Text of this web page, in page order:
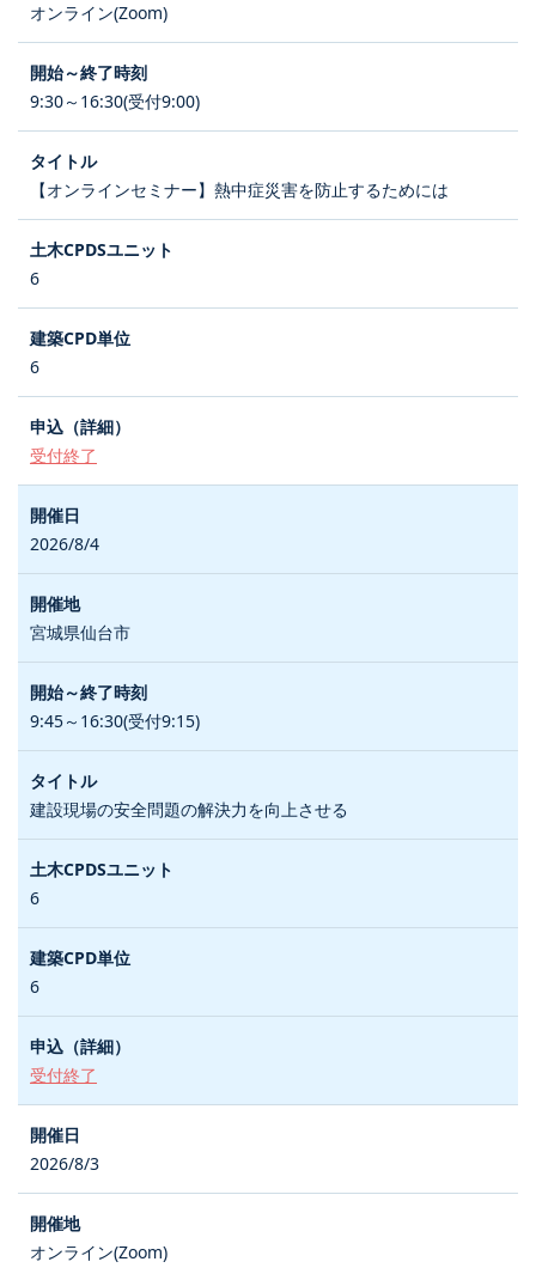
オンライン(Zoom)
9:30～16:30(受付9:00)
【オンラインセミナー】熱中症災害を防止するためには
6
6
受付終了
2026/8/4
宮城県仙台市
9:45～16:30(受付9:15)
建設現場の安全問題の解決力を向上させる
6
6
受付終了
2026/8/3
オンライン(Zoom)